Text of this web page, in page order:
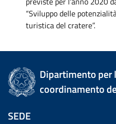
“Sviluppo delle
turistica del cratere”.
Dipartimento per
coordinamento
SEDE